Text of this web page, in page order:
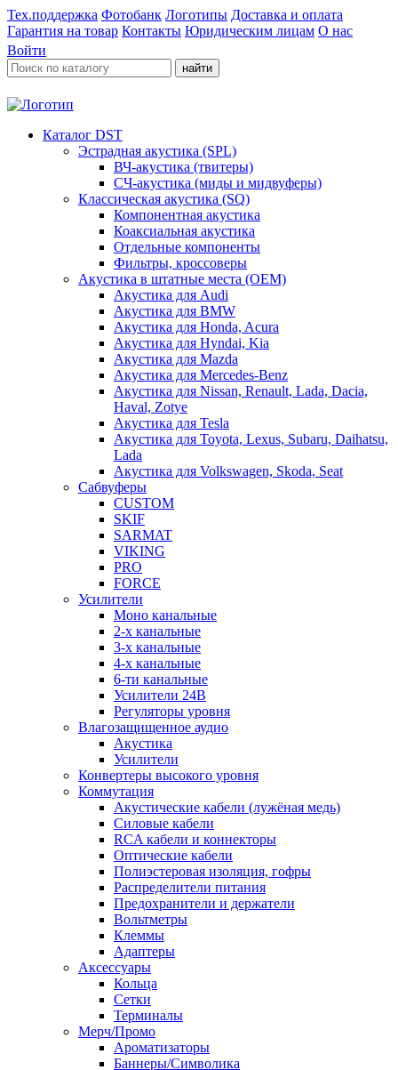
Тех.поддержка Фотобанк Логотипы Доставка и оплата
Гарантия на товар Контакты Юридическим лицам О нас
Войти
найти
Каталог DST
Эстрадная акустика (SPL)
ВЧ-акустика (твитеры)
СЧ-акустика (миды и мидвуферы)
Классическая акустика (SQ)
Компонентная акустика
Коаксиальная акустика
Отдельные компоненты
Фильтры, кроссоверы
Акустика в штатные места (OEM)
Акустика для Audi
Акустика для BMW
Акустика для Honda, Acura
Акустика для Hyndai, Kia
Акустика для Mazda
Акустика для Mercedes-Benz
Акустика для Nissan, Renault, Lada, Dacia,
Haval, Zotye
Акустика для Tesla
Акустика для Toyota, Lexus, Subaru, Daihatsu,
Lada
Акустика для Volkswagen, Skoda, Seat
Сабвуферы
CUSTOM
SKIF
SARMAT
VIKING
PRO
FORCE
Усилители
Моно канальные
2-х канальные
3-х канальные
4-х канальные
6-ти канальные
Усилители 24В
Регуляторы уровня
Влагозащищенное аудио
Акустика
Усилители
Конвертеры высокого уровня
Коммутация
Акустические кабели (лужёная медь)
Силовые кабели
RCA кабели и коннекторы
Оптические кабели
Полиэстеровая изоляция, гофры
Распределители питания
Предохранители и держатели
Вольтметры
Клеммы
Адаптеры
Аксессуары
Кольца
Сетки
Терминалы
Мерч/Промо
Ароматизаторы
Баннеры/Символика